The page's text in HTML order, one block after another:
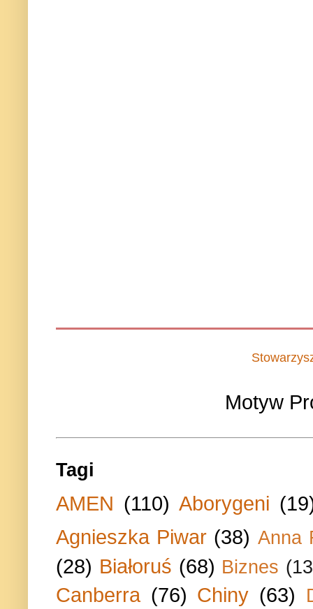
Motyw
Tagi
AMEN (110) Aborygeni
Agnieszka Piwar (38) Anna
(28) Białoruś (68) Biznes
Canberra (76) Chiny (63)